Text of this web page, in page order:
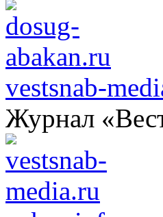
vestsnab-
Журнал